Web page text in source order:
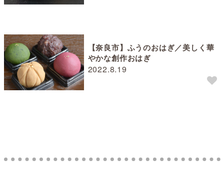
2022.8.19
【奈良市】ふうのおはぎ／美しく華
やかな創作おはぎ